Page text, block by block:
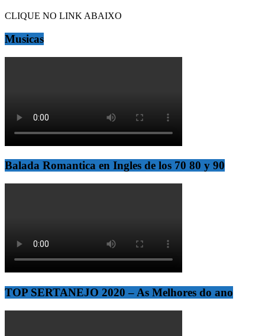
CLIQUE NO LINK ABAIXO
Musicas
Balada Romantica en Ingles de los 70 80 y 90
TOP SERTANEJO 2020 – As Melhores do ano